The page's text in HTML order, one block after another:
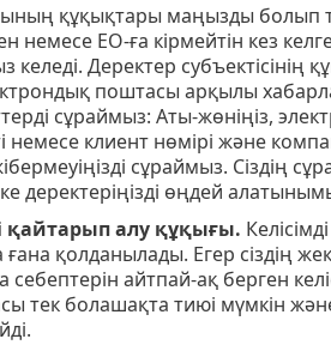
құқықтары маңызды болып
немесе ЕО-ға кірмейтін кез
келеді. Деректер
поштасы арқылы
сұраймыз: Аты-жөніңіз,
немесе клиент нөмірі және
сұраймыз.
деректеріңізді өңдей
қайтарып алу құқығы. Келiсiмдi
қолданылады. Егер сіздің жеке
себептерін айтпай-ақ берген
тек болашақта тиюі мүмкін